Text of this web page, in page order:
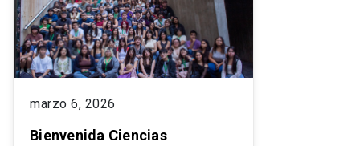
marzo 6, 2026
Bienvenida Ciencias